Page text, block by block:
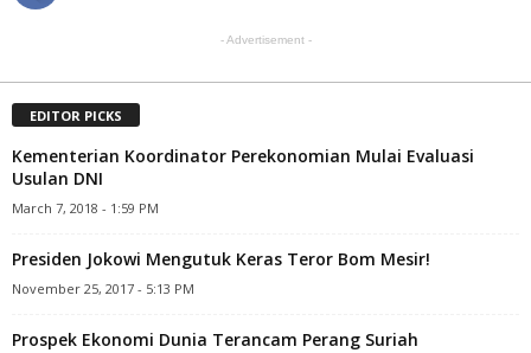
- Advertisement -
EDITOR PICKS
Kementerian Koordinator Perekonomian Mulai Evaluasi
Usulan DNI
March 7, 2018 - 1:59 PM
Presiden Jokowi Mengutuk Keras Teror Bom Mesir!
November 25, 2017 - 5:13 PM
Prospek Ekonomi Dunia Terancam Perang Suriah